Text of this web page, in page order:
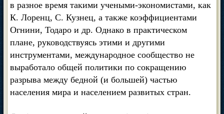
в разное время такими учеными-экономистами, как
К. Лоренц, С. Кузнец, а также коэффициентами
Огнини, Тодаро и др. Однако в практическом
плане, руководствуясь этими и другими
инструментами, международное сообщество не
выработало общей политики по сокращению
разрыва между бедной (и большей) частью
населения мира и населением развитых стран.